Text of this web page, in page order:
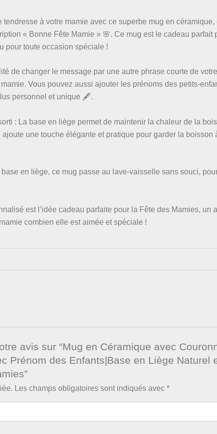
à votre mamie avec ce superbe mug en céramique,
« Bonne Fête Mamie » 🌸. Ce mug est le cadeau parfait
pour toute occasion spéciale !
de changer le message par une autre phrase courte de
Vous pouvez aussi ajouter les prénoms des petits-
personnel et unique 🖋️.
: La base en liège permet de maintenir la chaleur de la
une touche élégante et pratique pour garder la boisson
en liège, ce mug passe au lave-vaisselle sans souci,
est l’idée cadeau parfaite pour la Fête des Mamies, un
combien elle est aimée et spéciale !
avis sur “Mug en Céramique avec
Prénom des Enfants|Base en Liège Naturel
Les champs obligatoires sont indiqués avec *